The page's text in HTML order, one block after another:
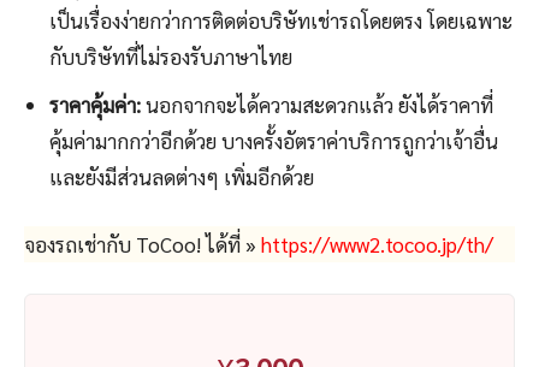
เป็นเรื่องง่ายกว่าการติดต่อบริษัทเช่ารถโดยตรง โดยเฉพาะ
กับบริษัทที่ไม่รองรับภาษาไทย
ราคาคุ้มค่า:นอกจากจะได้ความสะดวกแล้ว ยังได้ราคาที่
คุ้มค่ามากกว่าอีกด้วย บางครั้งอัตราค่าบริการถูกว่าเจ้าอื่น
และยังมีส่วนลดต่างๆ เพิ่มอีกด้วย
จองรถเช่ากับ ToCoo! ได้ที่ » https://www2.tocoo.jp/th/